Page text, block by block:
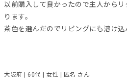
以前購入して良かったので主人から
ります。
茶色を選んだのでリビングにも溶け込
大阪府 | 60代 | 女性 | 匿名 さん